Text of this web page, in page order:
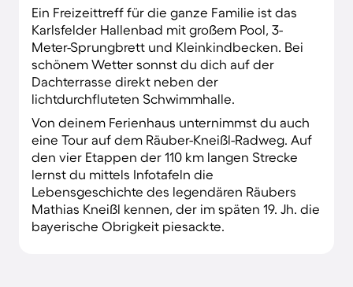
Ein Freizeittreff für die ganze Familie ist das
Karlsfelder Hallenbad mit großem Pool, 3-
Meter-Sprungbrett und Kleinkindbecken. Bei
schönem Wetter sonnst du dich auf der
Dachterrasse direkt neben der
lichtdurchfluteten Schwimmhalle.
Von deinem Ferienhaus unternimmst du auch
eine Tour auf dem Räuber-Kneißl-Radweg. Auf
den vier Etappen der 110 km langen Strecke
lernst du mittels Infotafeln die
Lebensgeschichte des legendären Räubers
Mathias Kneißl kennen, der im späten 19. Jh. die
bayerische Obrigkeit piesackte.